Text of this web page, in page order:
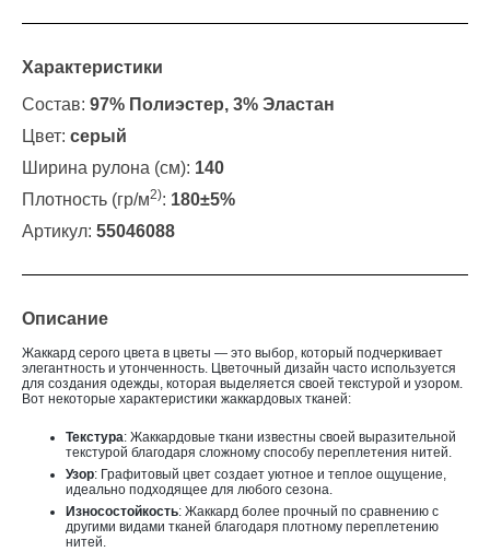
Характеристики
Состав: 97% Полиэстер, 3% Эластан
Цвет: серый
Ширина рулона (см): 140
Плотность (гр/м2): 180±5%
Артикул: 55046088
Описание
Жаккард серого цвета в цветы — это выбор, который подчеркивает
элегантность и утонченность. Цветочный дизайн часто используется
для создания одежды, которая выделяется своей текстурой и узором.
Вот некоторые характеристики жаккардовых тканей:
Текстура: Жаккардовые ткани известны своей выразительной
текстурой благодаря сложному способу переплетения нитей.
Узор: Графитовый цвет создает уютное и теплое ощущение,
идеально подходящее для любого сезона.
Износостойкость: Жаккард более прочный по сравнению с
другими видами тканей благодаря плотному переплетению
нитей.